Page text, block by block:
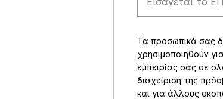
Τα προσωπικά σας
χρησιμοποιηθούν
εμπειρίας σας σε
διαχείριση της
και για άλλους